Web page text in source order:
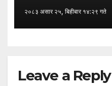
कार्यक्रम अन्तर्गत
व्यापारीबीच व्यवसाय
२०८३ असार २५, बिहीबार १४:२९ गते
Leave a Reply